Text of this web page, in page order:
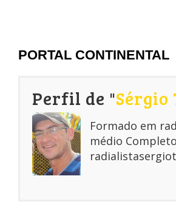
PORTAL CONTINENTAL
Perfil de "Sérgio
Formado em
médio